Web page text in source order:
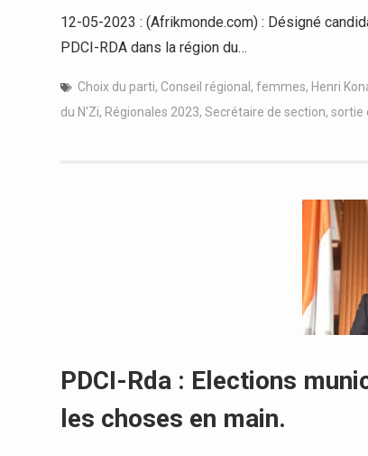
12-05-2023 : (Afrikmonde.com) : Désigné
PDCI-RDA dans la région du…
Choix du parti, Conseil régional , femmes, Henri
du N'Zi, Régionales 2023, Secrétaire de section, sortie
PDCI-Rda : Elections
les choses en main.